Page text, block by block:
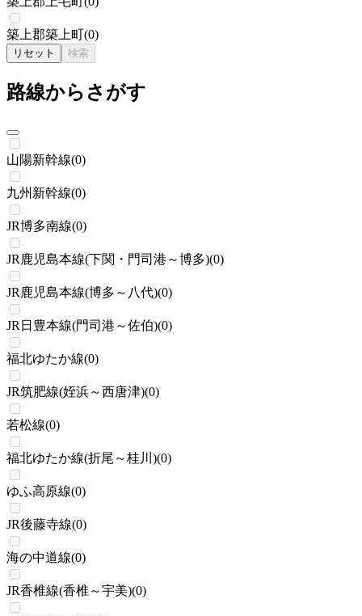
築上郡築上町(0)
リセット 検索
路線からさがす
山陽新幹線(0)
九州新幹線(0)
JR博多南線(0)
JR鹿児島本線(下関・門司港～博多)(0)
JR鹿児島本線(博多～八代)(0)
JR日豊本線(門司港～佐伯)(0)
福北ゆたか線(0)
JR筑肥線(姪浜～西唐津)(0)
若松線(0)
福北ゆたか線(折尾～桂川)(0)
ゆふ高原線(0)
JR後藤寺線(0)
海の中道線(0)
JR香椎線(香椎～宇美)(0)